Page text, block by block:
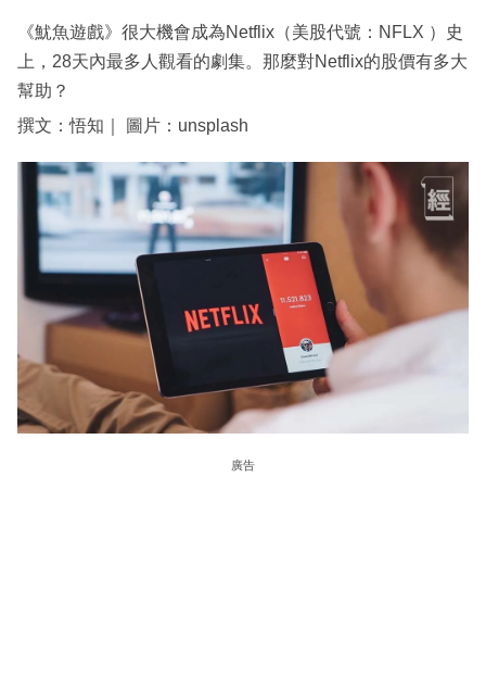
《魷魚遊戲》很大機會成為Netflix（美股代號：NFLX ）史
上，28天內最多人觀看的劇集。那麼對Netflix的股價有多大
幫助？
撰文：悟知｜ 圖片：unsplash
廣告